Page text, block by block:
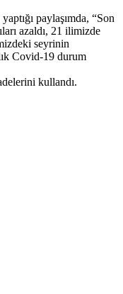
paylaşımda, “Son
azaldı, 21 ilimizde
seyrinin
Covid-19 durum
kullandı.